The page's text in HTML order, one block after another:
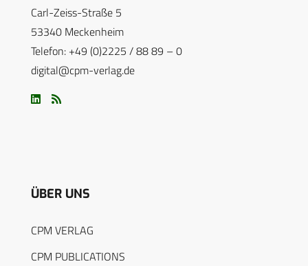
Carl-Zeiss-Straße 5
53340 Meckenheim
Telefon: +49 (0)2225 / 88 89 – 0
digital@cpm-verlag.de
ÜBER UNS
CPM VERLAG
CPM PUBLICATIONS